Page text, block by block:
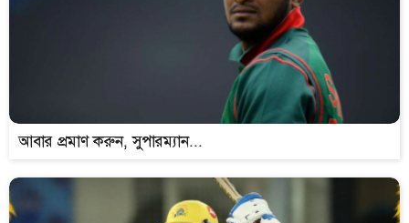
আবার প্রমাণ করুন, সুপারম্যান...